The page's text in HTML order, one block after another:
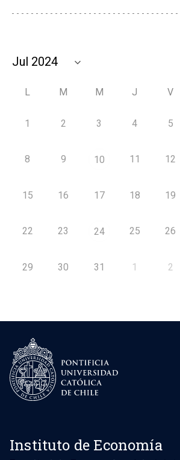
L M M J V
1 2 3 4 5
8 9 10 11 12
15 16 17 18 19
22 23 24 25 26
29 30 31 1 2
Instituto de Economía